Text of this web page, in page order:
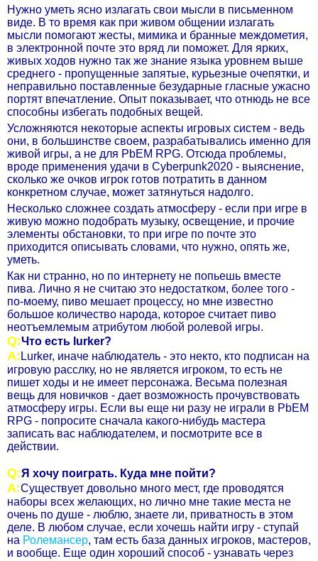
Нужно уметь ясно излагать свои мысли в письменном
виде. В то время как при живом общении излагать
мысли помогают жесты, мимика и бранные междометия,
в электронной почте это вряд ли поможет. Для ярких,
живых ходов нужно так же знание языка уровнем выше
среднего - пропущенные запятые, курьезные очепятки, и
неправильно поставленные безударные гласные ужасно
портят впечатление. Опыт показывает, что отнюдь не все
способны избегать подобных вещей.
Усложняются некоторые аспекты игровых систем - ведь
они, в большинстве своем, разрабатывались именно для
живой игры, а не для PbEM RPG. Отсюда проблемы,
вроде применения удачи в Cyberpunk2020 - выяснение,
сколько же очков игрок готов потратить в данном
конкретном случае, может затянуться надолго.
Несколько сложнее создать атмосферу - если при игре в
живую можно подобрать музыку, освещение, и прочие
элементы обстановки, то при игре по почте это
приходится описывать словами, что нужно, опять же,
уметь.
Как ни странно, но по интернету не попьешь вместе
пива. Лично я не считаю это недостатком, более того -
по-моему, пиво мешает процессу, но мне известно
большое количество народа, которое считает пиво
неотъемлемым атрибутом любой ролевой игры.
Q:Что есть lurker?
А: Lurker, иначе наблюдатель - это некто, кто подписан на
игровую расслку, но не является игроком, то есть не
пишет ходы и не имеет персонажа. Весьма полезная
вещь для новичков - дает возможность прочувствовать
атмосферу игры. Если вы еще ни разу не играли в PbEM
RPG - попросите сначала какого-нибудь мастера
записать вас наблюдателем, и посмотрите все в
действии.
Q:Я хочу поиграть. Куда мне пойти?
А:Существует довольно много мест, где проводятся
наборы всех желающих, но лично мне такие места не
очень по душе - люблю, знаете ли, приватность в этом
деле. В любом случае, если хочешь найти игру - ступай
на Ролемансер, там есть база данных игроков, мастеров,
и вообще. Еще один хороший способ - узнавать через